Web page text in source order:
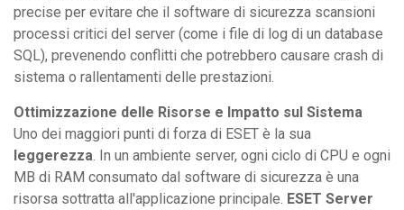
precise per evitare che il software di sicurezza scansioni
processi critici del server (come i file di log di un database
SQL), prevenendo conflitti che potrebbero causare crash di
sistema o rallentamenti delle prestazioni.
Ottimizzazione delle Risorse e Impatto sul Sistema
Uno dei maggiori punti di forza di ESET è la sua
leggerezza. In un ambiente server, ogni ciclo di CPU e ogni
MB di RAM consumato dal software di sicurezza è una
risorsa sottratta all'applicazione principale. ESET Server